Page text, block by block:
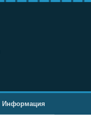
Информация